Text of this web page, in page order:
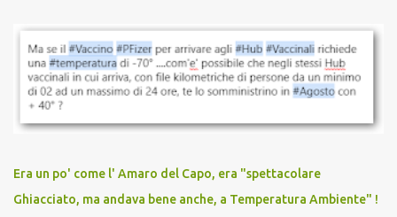
vaccinazione. Non avevamo mai sentito parlare di ricompense,
sconti, incentivi per vaccinarsi. Non avevamo mai visto
discriminazioni per coloro che non l’hanno fatto. Se non sei stato
vaccinato, nessuno aveva prima cercato di farti sentire una
persona cattiva. Non avevamo mai visto un vaccino che minacci le
vaccino usato per minacciare i mezzi di sussistenza, il lavoro o la
scuola. Non avevamo mai visto un vaccino che permettesse a un
dodicenne di ignorare il consenso dei genitori. Dopo tutti i vaccini
Era un po' come l' Amaro del Capo, era "spettacolare
Ghiacciato, ma andava bene anche, a Temperatura Ambiente" !